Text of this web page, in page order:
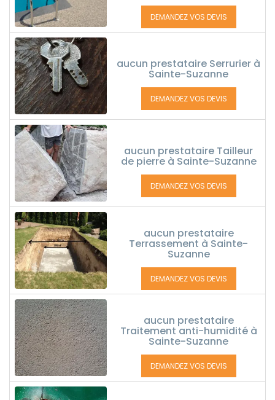
DEMANDEZ VOS DEVIS
aucun prestataire Serrurier à
Sainte-Suzanne
DEMANDEZ VOS DEVIS
aucun prestataire Tailleur
de pierre à Sainte-Suzanne
DEMANDEZ VOS DEVIS
aucun prestataire
Terrassement à Sainte-
Suzanne
DEMANDEZ VOS DEVIS
aucun prestataire
Traitement anti-humidité à
Sainte-Suzanne
DEMANDEZ VOS DEVIS